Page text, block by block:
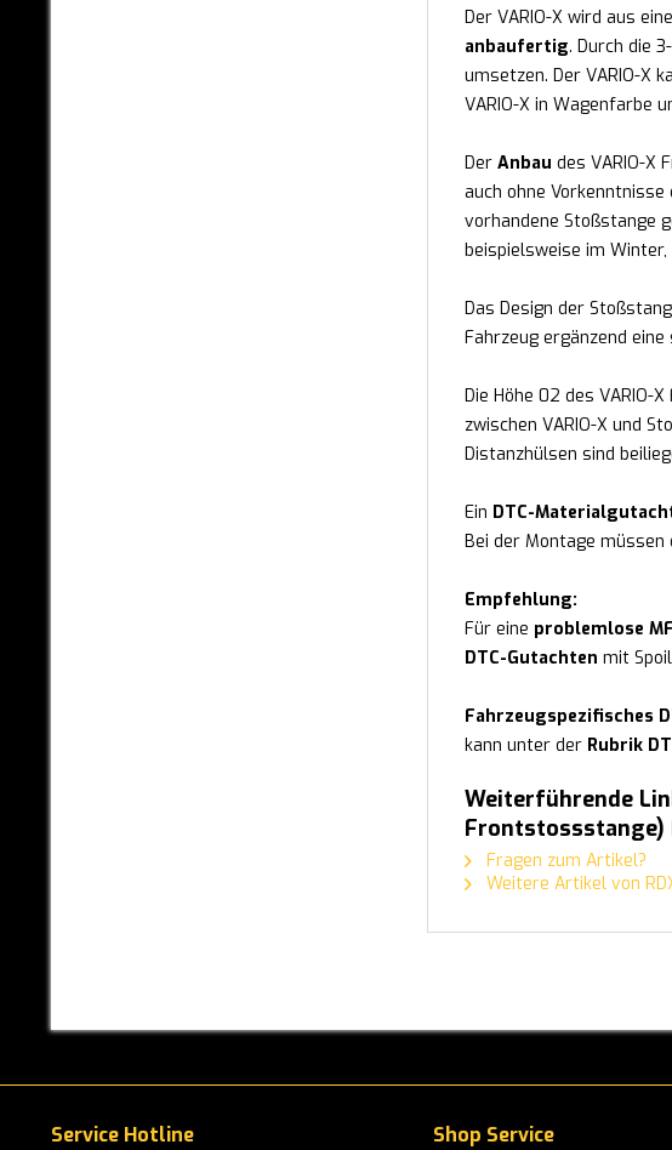
KIA
LEXUS
MAN
Der VARIO-X wird aus
anbaufertig. Durch die
umsetzen. Der VARIO-X
VARIO-X in Wagenfarbe
Der Anbau des VARIO-X
auch ohne
vorhandene Stoßstange
beispielsweise im
Das Design der
Fahrzeug ergänzend
Die Höhe 02 des VARIO-
zwischen VARIO-X und
Distanzhülsen sind
Ein DTC-
Bei der Montage müssen
Empfehlung:
Für eine problemlose
DTC-Gutachten mit
Fahrzeugspezifisches
kann unter der Rubrik
Weiterführende
Fragen zum Artikel?
Weitere Artikel von
Service Hotline Shop Service